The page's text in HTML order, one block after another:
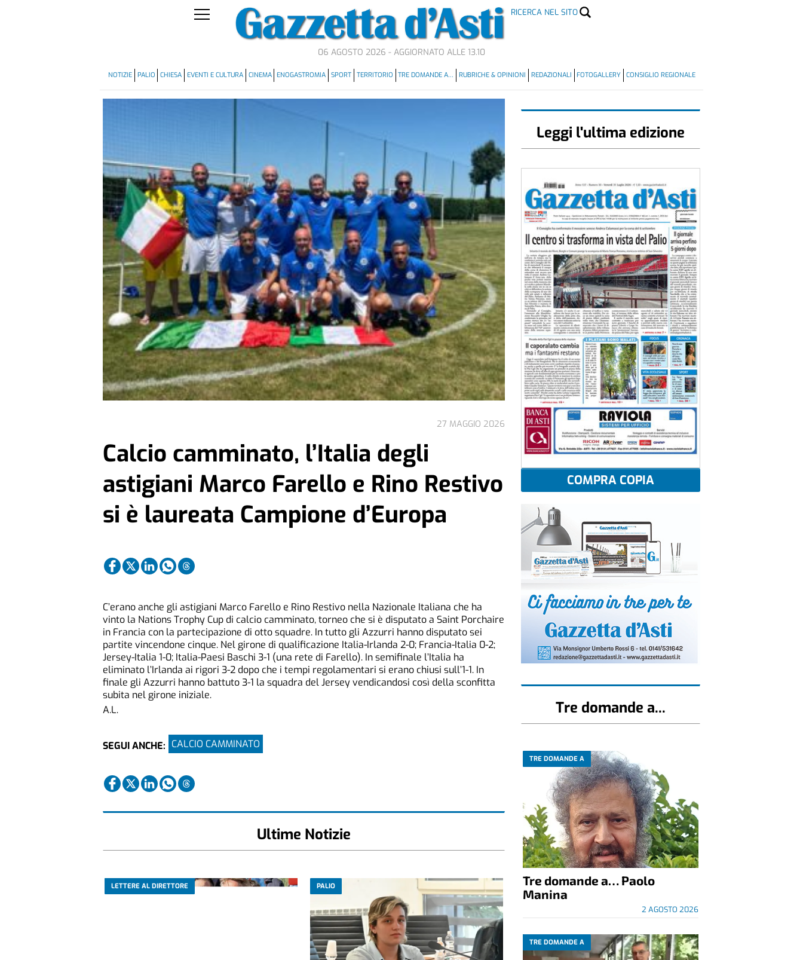
RICERCA NEL SITO
06 AGOSTO 2026 - AGGIORNATO ALLE 13.10
NOTIZIE PALIO CHIESA EVENTI E CULTURA CINEMA ENOGASTROMIA SPORT TERRITORIO TRE DOMANDE A… RUBRICHE & OPINIONI REDAZIONALI FOTOGALLERY CONSIGLIO REGIONALE
27 MAGGIO 2026
Calcio camminato, l’Italia degli
astigiani Marco Farello e Rino Restivo
si è laureata Campione d’Europa
C’erano anche gli astigiani Marco Farello e Rino Restivo nella Nazionale Italiana che ha
vinto la Nations Trophy Cup di calcio camminato, torneo che si è disputato a Saint Porchaire
in Francia con la partecipazione di otto squadre. In tutto gli Azzurri hanno disputato sei
partite vincendone cinque. Nel girone di qualificazione Italia-Irlanda 2-0; Francia-Italia 0-2;
Jersey-Italia 1-0; Italia-Paesi Baschi 3-1 (una rete di Farello). In semifinale l’Italia ha
eliminato l’Irlanda ai rigori 3-2 dopo che i tempi regolamentari si erano chiusi sull’1-1. In
finale gli Azzurri hanno battuto 3-1 la squadra del Jersey vendicandosi così della sconfitta
subita nel girone iniziale.
A.L.
SEGUI ANCHE: CALCIO CAMMINATO
Ultime Notizie
LETTERE AL DIRETTORE PALIO
Leggi l'ultima edizione
COMPRA COPIA
Tre domande a...
TRE DOMANDE A
Tre domande a… Paolo
Manina
2 AGOSTO 2026
TRE DOMANDE A